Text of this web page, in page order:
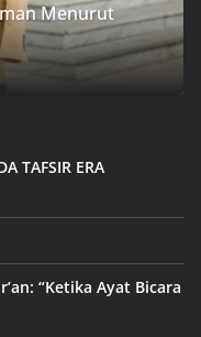
Menurut
TAFSIR ERA
“Ketika Ayat Bicara